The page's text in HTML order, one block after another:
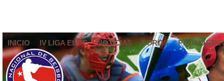
INICIO IV LIGA ELITE NOTICIAS FOROS